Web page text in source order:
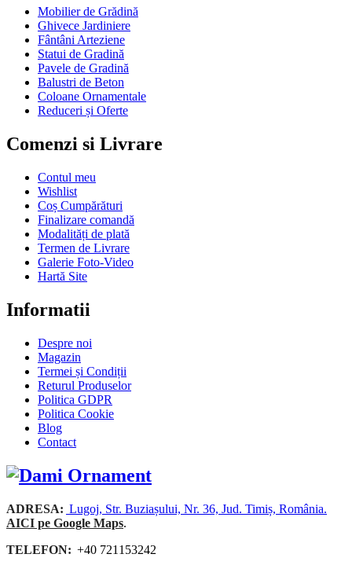
Mobilier de Grădină
Ghivece Jardiniere
Fântâni Arteziene
Statui de Gradină
Pavele de Gradină
Balustri de Beton
Coloane Ornamentale
Reduceri și Oferte
Comenzi si Livrare
Contul meu
Wishlist
Coș Cumpărături
Finalizare comandă
Modalități de plată
Termen de Livrare
Galerie Foto-Video
Hartă Site
Informatii
Despre noi
Magazin
Termei și Condiții
Returul Produselor
Politica GDPR
Politica Cookie
Blog
Contact
ADRESA: Lugoj, Str. Buziașului, Nr. 36, Jud. Timiș, România.
AICI pe Google Maps.
TELEFON: +40 721153242